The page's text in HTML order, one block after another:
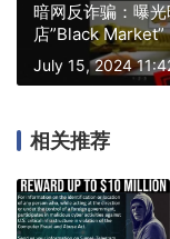
暗网反诈骗：曝
店”Black Market”
July 15, 2024
相关推荐